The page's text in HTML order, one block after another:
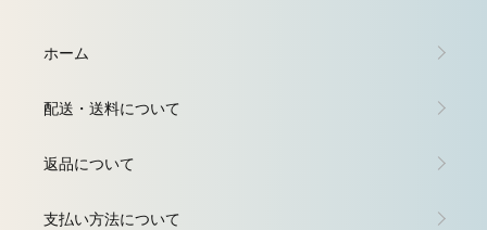
ホーム
配送・送料について
返品について
支払い方法について